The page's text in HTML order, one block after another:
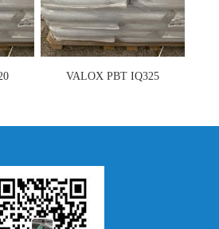
VALOX PBT IQ325